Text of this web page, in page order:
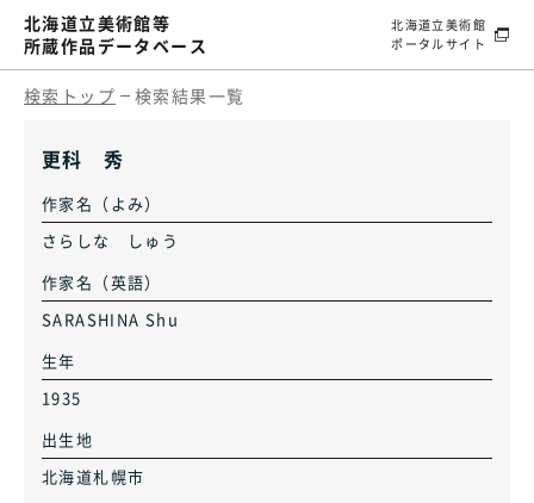
北海道立美術館等
所蔵作品データベース
北海道立美術館
ポータルサイト
検索トップ 検索結果一覧
更科 秀
作家名（よみ）
さらしな しゅう
作家名（英語）
SARASHINA Shu
生年
1935
出生地
北海道札幌市